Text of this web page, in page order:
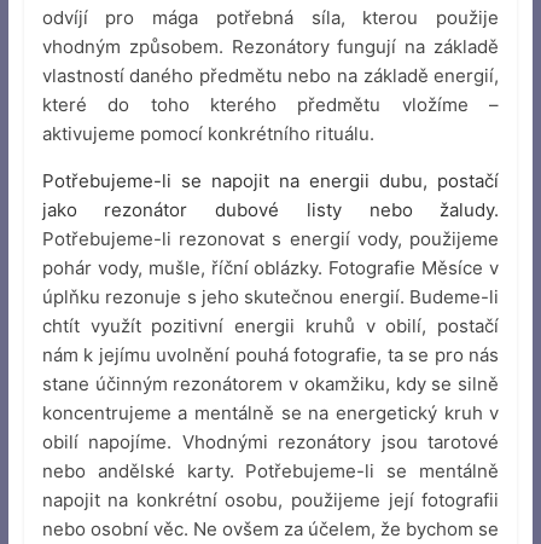
odvíjí pro mága potřebná síla, kterou použije
vhodným způsobem. Rezonátory fungují na základě
vlastností daného předmětu nebo na základě energií,
které do toho kterého předmětu vložíme –
aktivujeme pomocí konkrétního rituálu.
Potřebujeme-li se napojit na energii dubu, postačí
jako rezonátor dubové listy nebo žaludy.
Potřebujeme-li rezonovat s energií vody, použijeme
pohár vody, mušle, říční oblázky. Fotografie Měsíce v
úplňku rezonuje s jeho skutečnou energií. Budeme-li
chtít využít pozitivní energii kruhů v obilí, postačí
nám k jejímu uvolnění pouhá fotografie, ta se pro nás
stane účinným rezonátorem v okamžiku, kdy se silně
koncentrujeme a mentálně se na energetický kruh v
obilí napojíme. Vhodnými rezonátory jsou tarotové
nebo andělské karty. Potřebujeme-li se mentálně
napojit na konkrétní osobu, použijeme její fotografii
nebo osobní věc. Ne ovšem za účelem, že bychom se